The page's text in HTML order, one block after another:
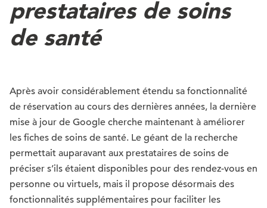
prestataires de soins
de santé
Après avoir considérablement étendu sa fonctionnalité
de réservation au cours des dernières années, la dernière
mise à jour de Google cherche maintenant à améliorer
les fiches de soins de santé. Le géant de la recherche
permettait auparavant aux prestataires de soins de
préciser s’ils étaient disponibles pour des rendez-vous en
personne ou virtuels, mais il propose désormais des
fonctionnalités supplémentaires pour faciliter les